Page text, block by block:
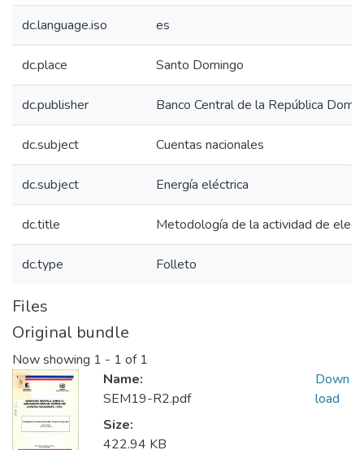
dc.language.iso es
dc.place Santo Domingo
dc.publisher Banco Central de la República
dc.subject Cuentas nacionales
dc.subject Energía eléctrica
dc.title Metodología de la actividad de
dc.type Folleto
Files
Original bundle
Now showing 1 - 1 of 1
Name:
SEM19-R2.pdf
Size:
422.94 KB
Down
load